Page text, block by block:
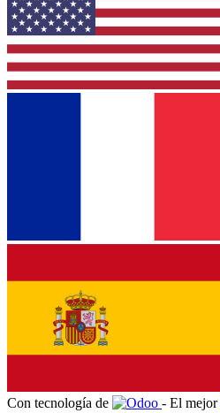
Con tecnología de
- El mejor